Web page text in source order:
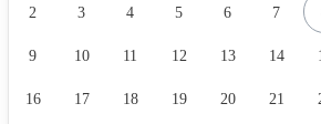
2 3 4 5 6 7
9 10 11 12 13 14
16 17 18 19 20 21